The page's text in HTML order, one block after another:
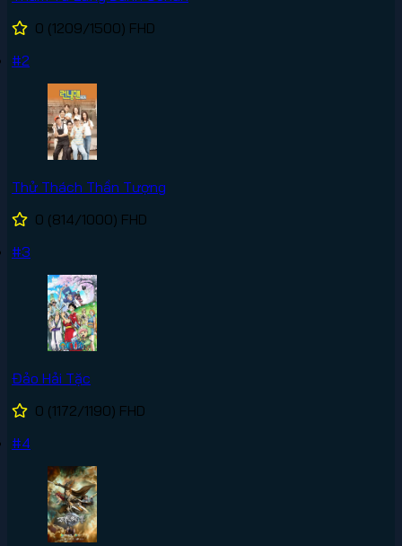
0 (1209/1500) FHD
#2
Thử Thách Thần Tượng
0 (814/1000) FHD
#3
Đảo Hải Tặc
0 (1172/1190) FHD
#4